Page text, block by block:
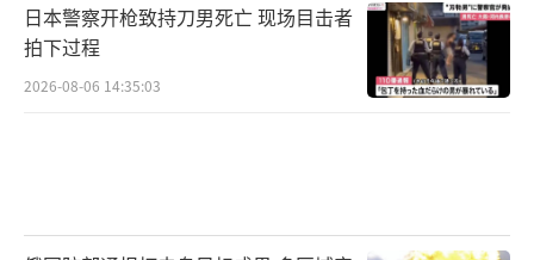
日本警察开枪致持刀男死亡 现场目击者
拍下过程
2026-08-06 14:35:03